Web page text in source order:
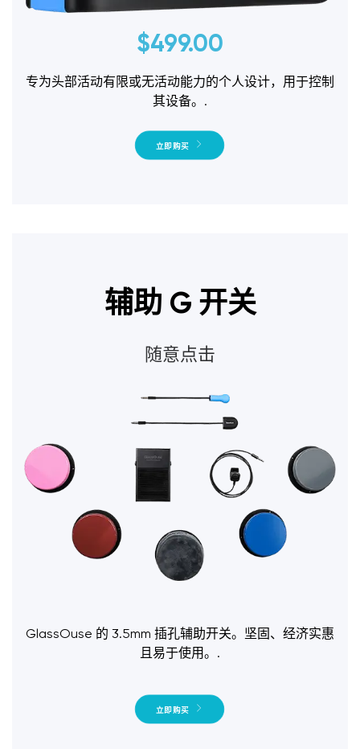
$499.00
专为头部活动有限或无活动能力的个人设计，用于控制
其设备。.
立即购买
辅助 G 开关
随意点击
GlassOuse 的 3.5mm 插孔辅助开关。坚固、经济实惠
且易于使用。.
立即购买